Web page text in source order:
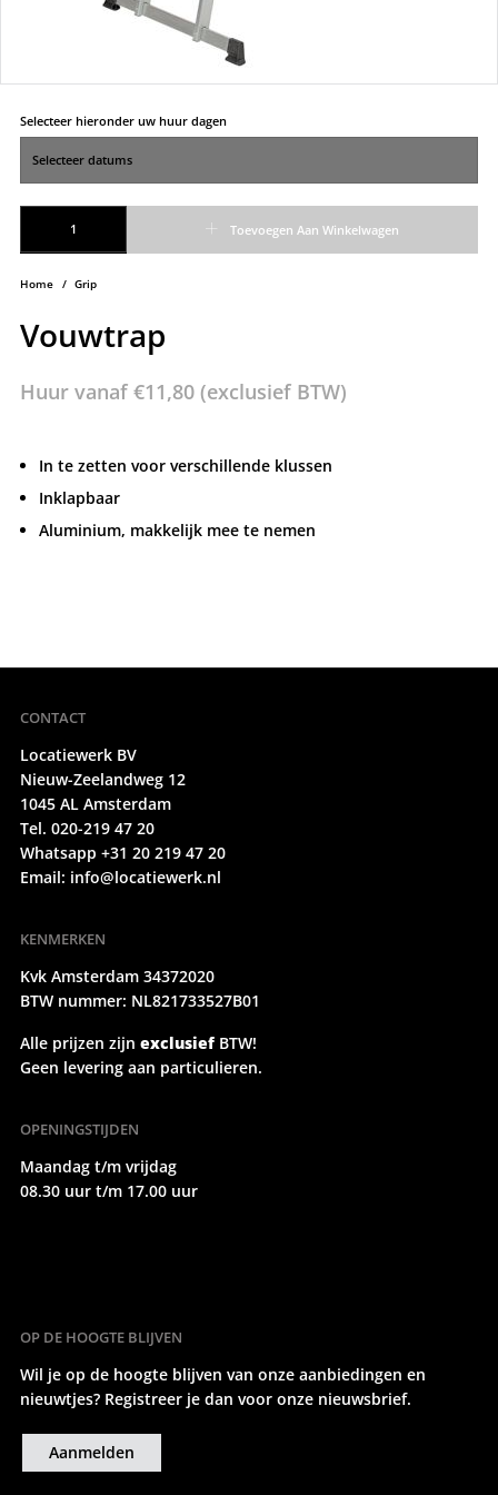
Home / Grip
Vouwtrap
Huur vanaf €11,80(exclusief BTW)
In te zetten voor verschillende klussen
Inklapbaar
Aluminium, makkelijk mee te nemen
Selecteer hieronder uw huur dagen
Vouwtrap aantal
Toevoegen Aan Winkelwagen
CONTACT
Locatiewerk BV
Nieuw-Zeelandweg 12
1045 AL Amsterdam
Tel. 020-219 47 20
Whatsapp +31 20 219 47 20
Email: info@locatiewerk.nl
KENMERKEN
Kvk Amsterdam 34372020
BTW nummer: NL821733527B01
Alle prijzen zijn exclusiefBTW!
Geen levering aan particulieren.
OPENINGSTIJDEN
Maandag t/m vrijdag
08.30 uur t/m 17.00 uur
OP DE HOOGTE BLIJVEN
Wil je op de hoogte blijven van onze aanbiedingen en
nieuwtjes? Registreer je dan voor onze nieuwsbrief.
Aanmelden